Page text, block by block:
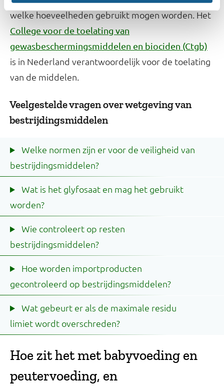
welke hoeveelheden gebruikt mogen worden. Het
College voor de toelating van
gewasbeschermingsmiddelen en biociden (Ctgb)
is in Nederland verantwoordelijk voor de toelating
van de middelen.
Veelgestelde vragen over wetgeving van
bestrijdingsmiddelen
Welke normen zijn er voor de veiligheid van
bestrijdingsmiddelen?
Wat is het glyfosaat en mag het gebruikt
worden?
Wie controleert op resten
bestrijdingsmiddelen?
Hoe worden importproducten
gecontroleerd op bestrijdingsmiddelen?
Wat gebeurt er als de maximale residu
limiet wordt overschreden?
Hoe zit het met babyvoeding en
peutervoeding, en